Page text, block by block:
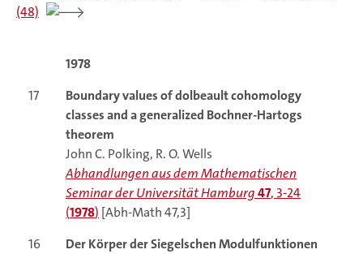
(48)
1978
17
Boundary values of dolbeault cohomology
classes and a generalized Bochner-Hartogs
theorem
John C. Polking, R. O. Wells
Abhandlungen aus dem Mathematischen
Seminar der Universität Hamburg47, 3-24
(1978) [Abh-Math 47,3]
16
Der Körper der Siegelschen Modulfunktionen